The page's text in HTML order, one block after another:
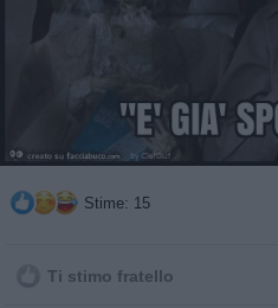
Stime: 15
Ti stimo fratello